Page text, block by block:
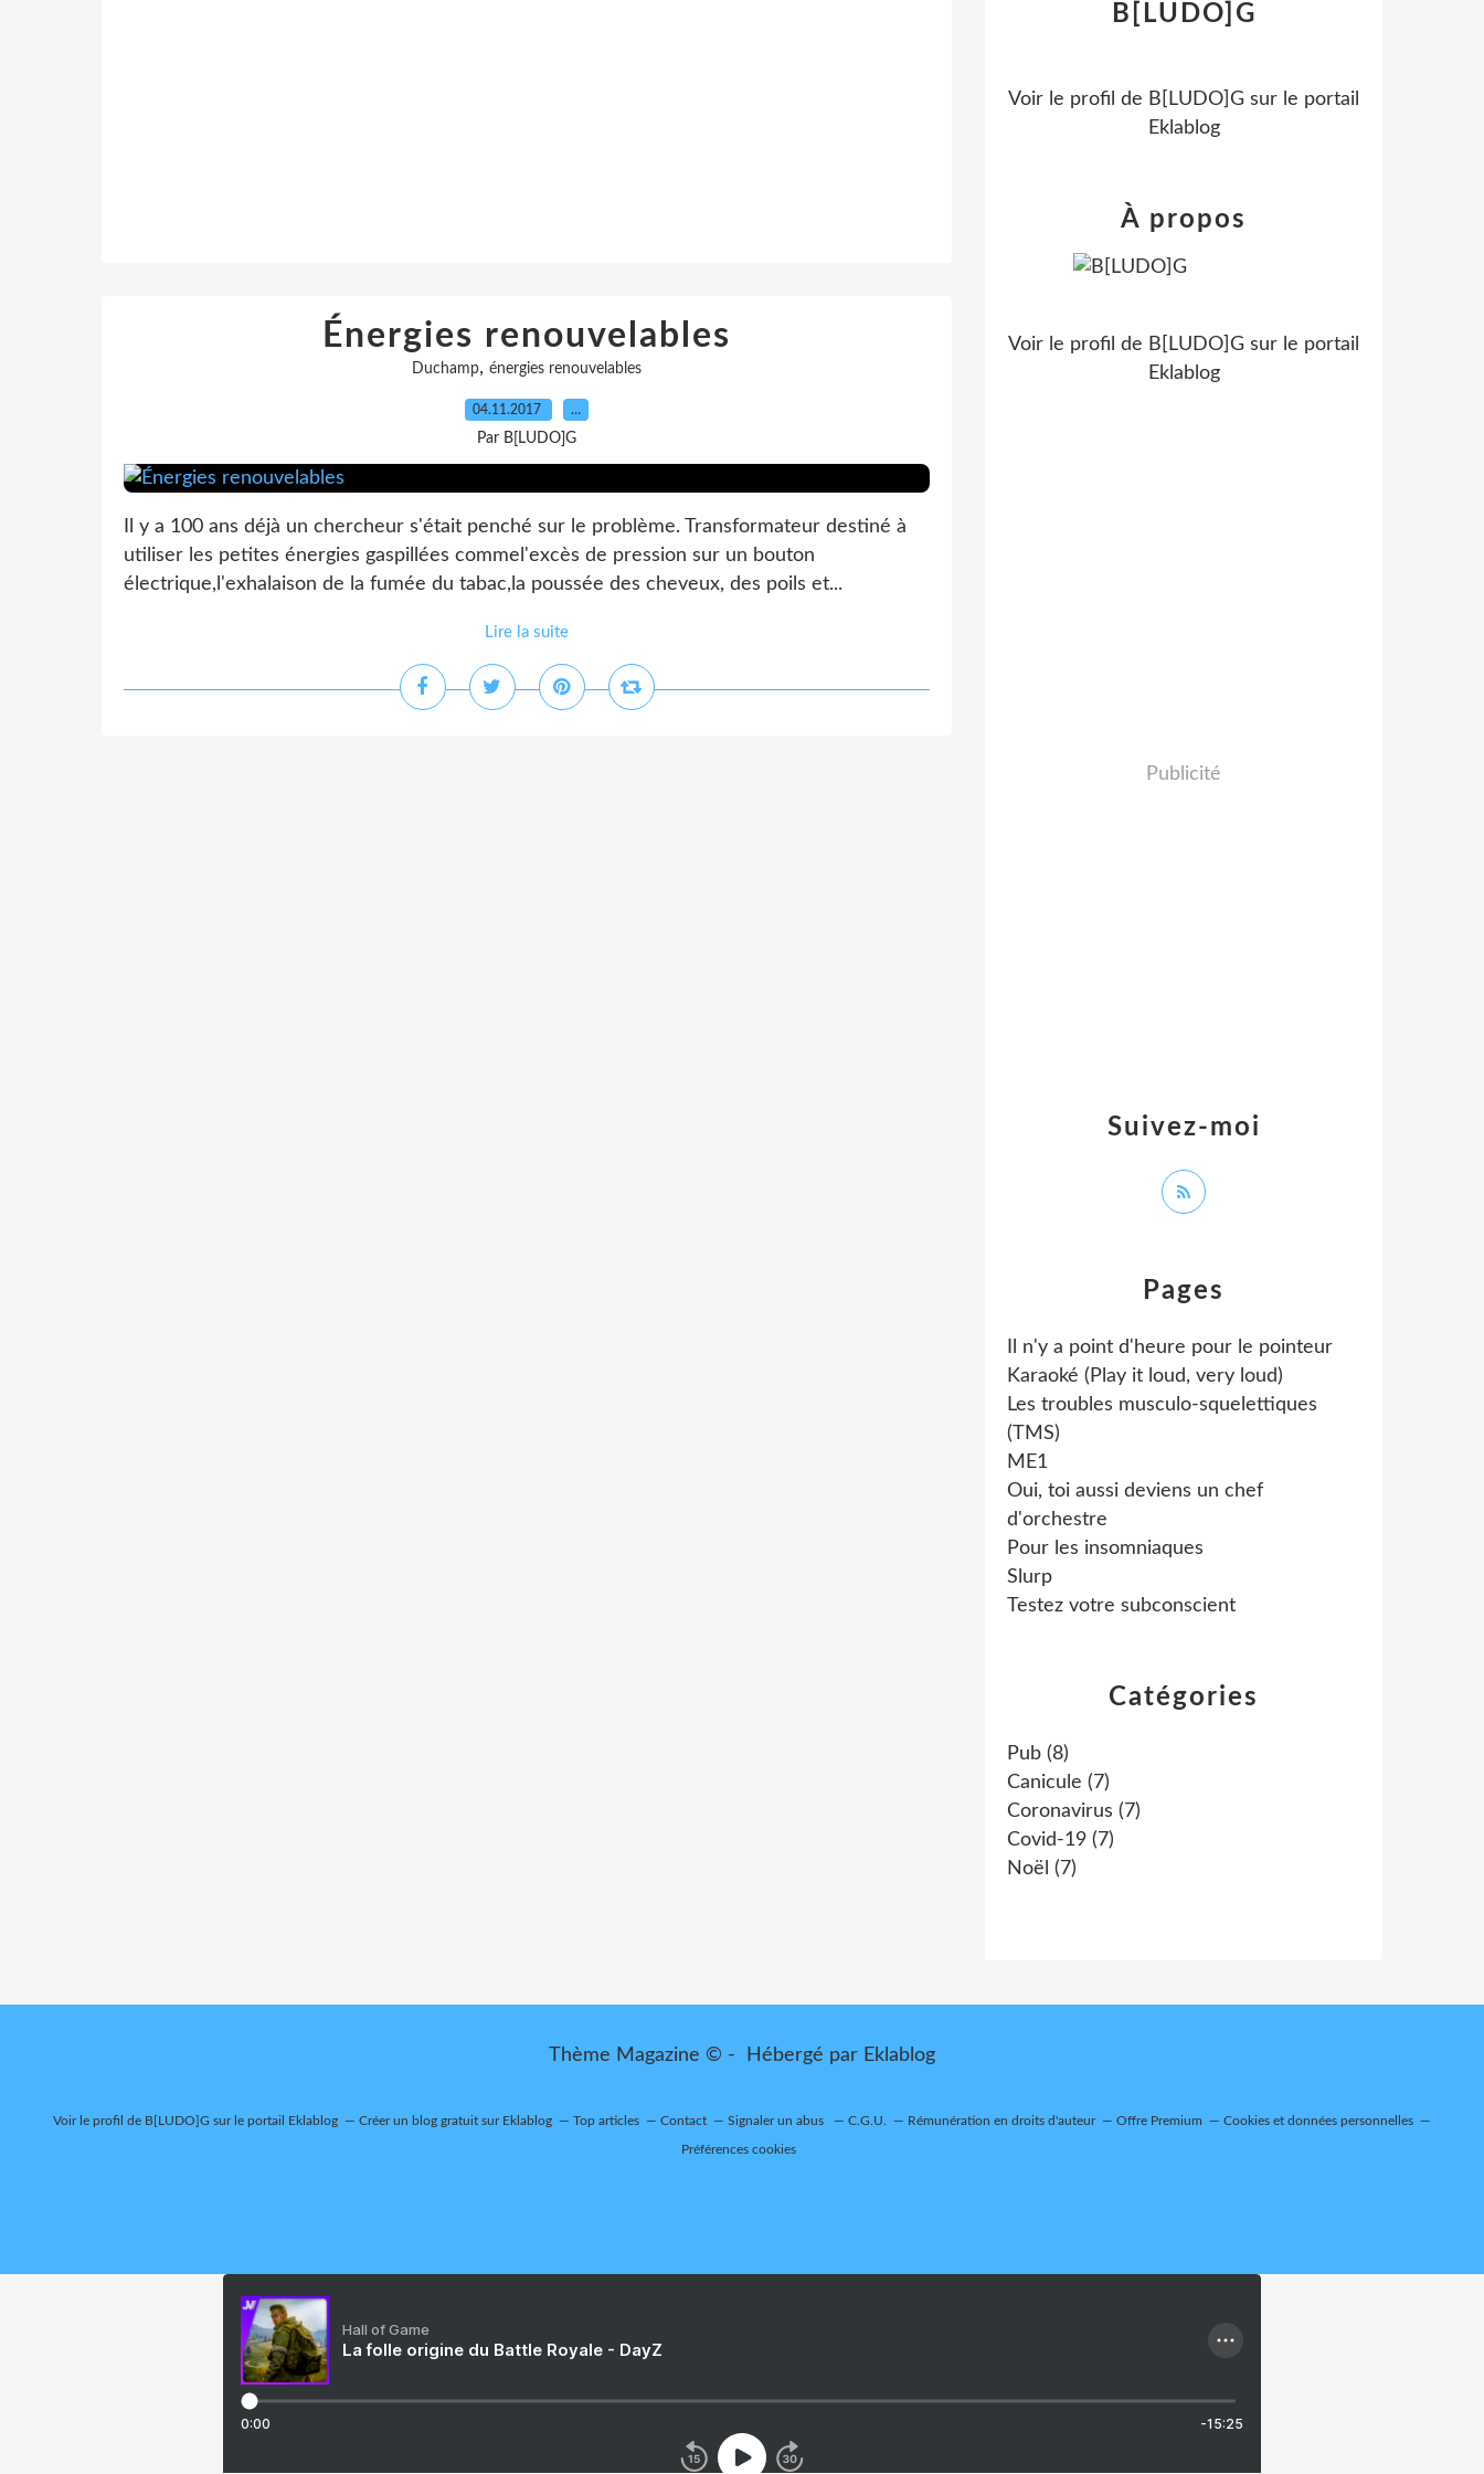
Énergies renouvelables
Duchamp, énergies renouvelables
04.11.2017 …
Par B[LUDO]G
Il y a 100 ans déjà un chercheur s'était penché sur le problème. Transformateur destiné à
utiliser les petites énergies gaspillées commel'excès de pression sur un bouton
électrique,l'exhalaison de la fumée du tabac,la poussée des cheveux, des poils et...
Lire la suite
Catégories
Pub (8)
Canicule (7)
Coronavirus (7)
Covid-19 (7)
Noël (7)
Pages
Il n'y a point d'heure pour le pointeur
Karaoké (Play it loud, very loud)
Les troubles musculo-squelettiques
(TMS)
ME1
Oui, toi aussi deviens un chef
d'orchestre
Pour les insomniaques
Slurp
Testez votre subconscient
B[LUDO]G
Voir le profil de B[LUDO]G sur le portail
Eklablog
Suivez-moi
À propos
Voir le profil de B[LUDO]G sur le portail
Eklablog
Publicité
Thème Magazine © - Hébergé par Eklablog
Voir le profil de B[LUDO]G sur le portail Eklablog Créer un blog gratuit sur Eklablog Top articles Contact Signaler un abus C.G.U. Rémunération en droits d'auteur Offre Premium Cookies et données personnelles
Préférences cookies
Hall of Game
La folle origine du Battle Royale - DayZ
0:00 -15:25